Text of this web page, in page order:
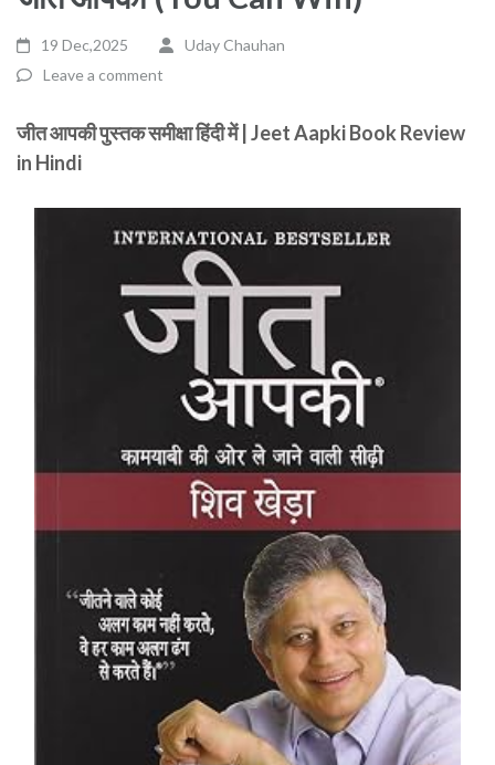
19 Dec,2025
Uday Chauhan
Leave a comment
जीत आपकी पुस्तक समीक्षा हिंदी में | Jeet Aapki Book Review
in Hindi